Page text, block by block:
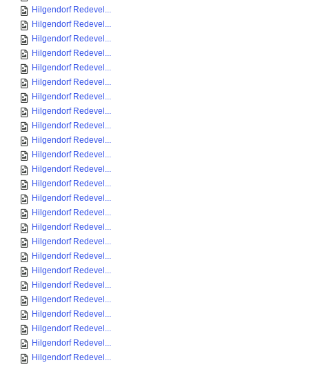
Hilgendorf Redevel...
Hilgendorf Redevel...
Hilgendorf Redevel...
Hilgendorf Redevel...
Hilgendorf Redevel...
Hilgendorf Redevel...
Hilgendorf Redevel...
Hilgendorf Redevel...
Hilgendorf Redevel...
Hilgendorf Redevel...
Hilgendorf Redevel...
Hilgendorf Redevel...
Hilgendorf Redevel...
Hilgendorf Redevel...
Hilgendorf Redevel...
Hilgendorf Redevel...
Hilgendorf Redevel...
Hilgendorf Redevel...
Hilgendorf Redevel...
Hilgendorf Redevel...
Hilgendorf Redevel...
Hilgendorf Redevel...
Hilgendorf Redevel...
Hilgendorf Redevel...
Hilgendorf Redevel...